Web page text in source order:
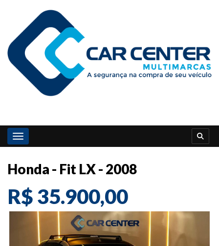
Toggle navigation
Honda - Fit LX - 2008
R$ 35.900,00